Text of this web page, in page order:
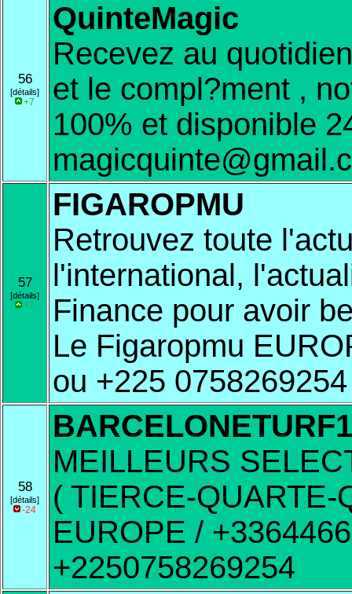
56
[détails]
+7
QuinteMagic
Recevez au
et le compl?ment ,
100% et disponible
57
[détails]
+7
FIGAROPMU
Retrouvez toute
l'international,
Finance pour avoir
Le Figaropmu
ou +225 0758269254
58
[détails]
-24
BARCELONETURF1
MEILLEURS
( TIERCE-QUARTE-
EUROPE /
+2250758269254